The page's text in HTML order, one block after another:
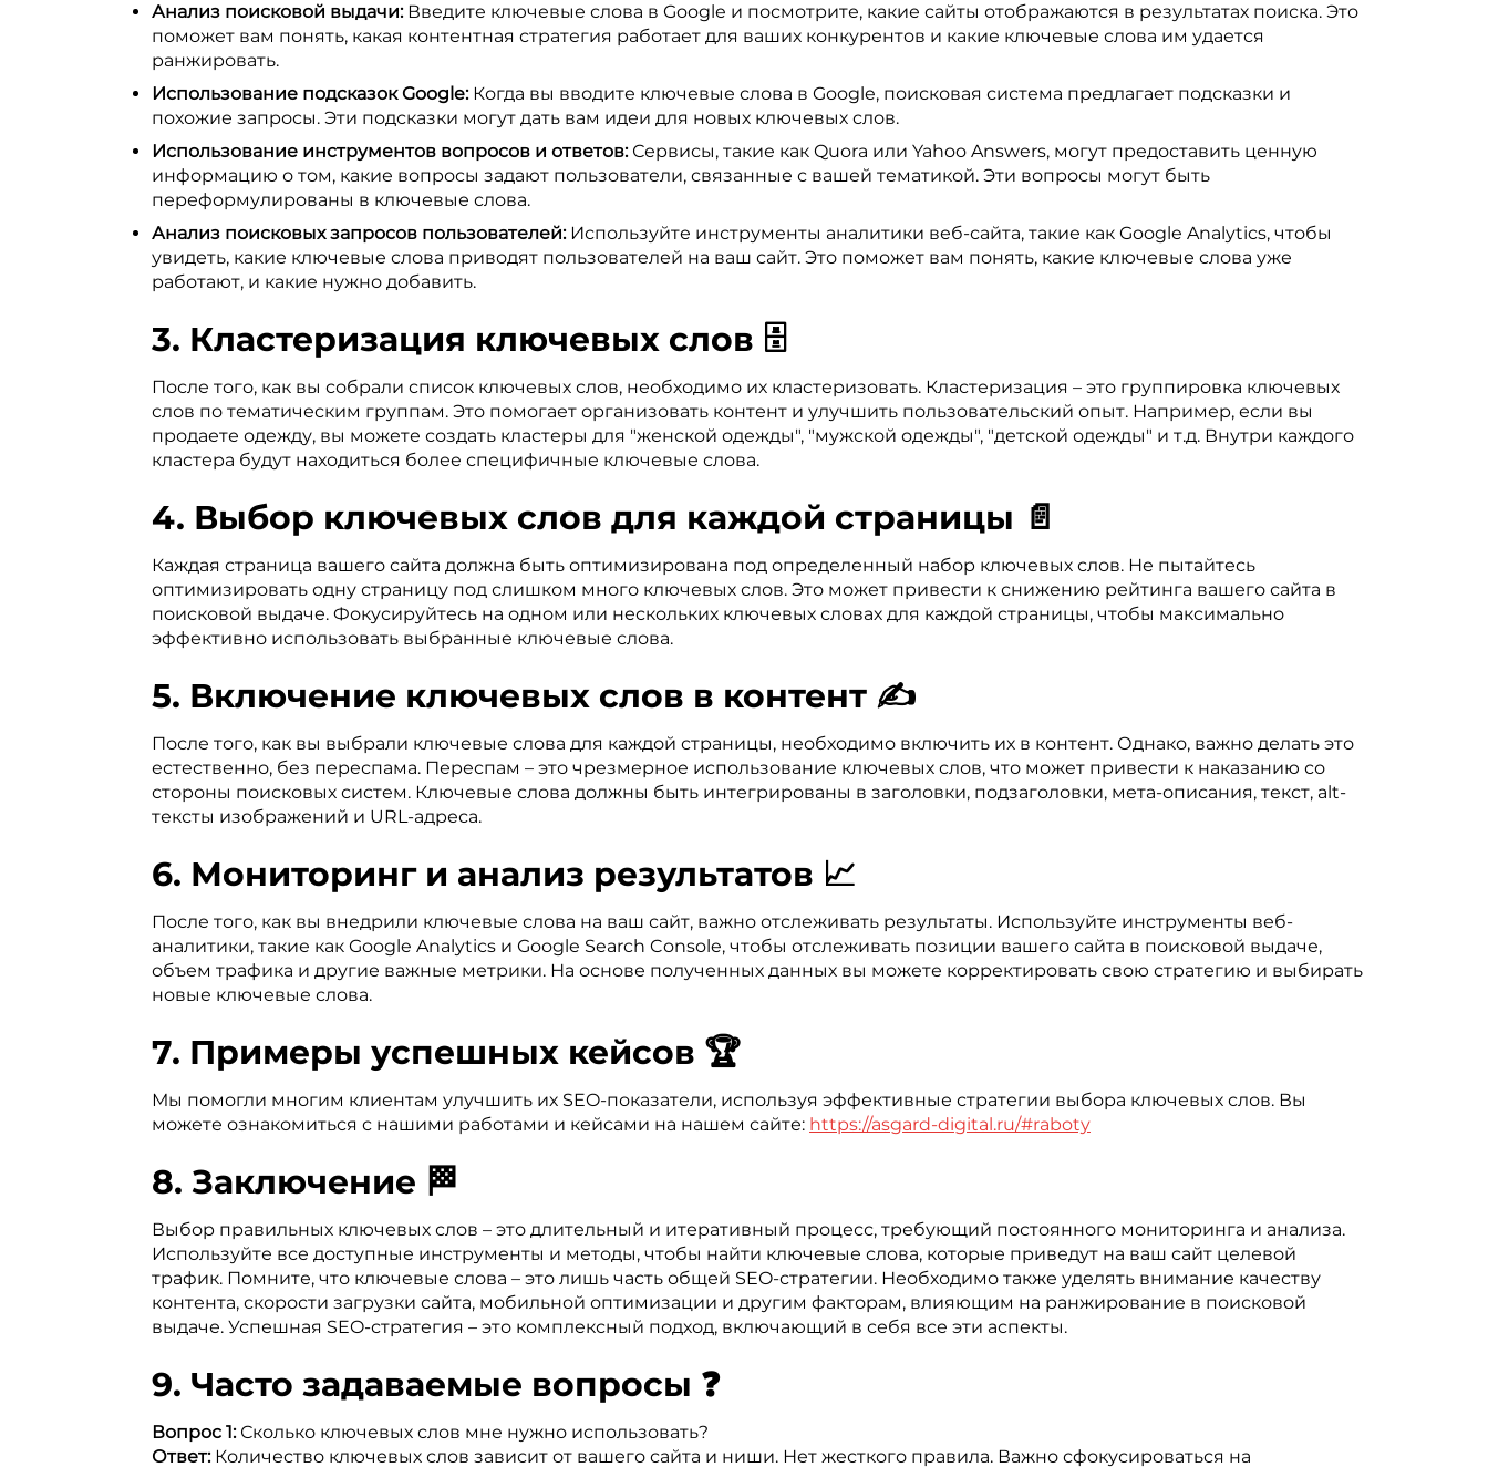
Анализ поисковой выдачи:Введите ключевые слова в Google и посмотрите, какие сайты отображаются в результатах поиска. Это
поможет вам понять, какая контентная стратегия работает для ваших конкурентов и какие ключевые слова им удается
ранжировать.
Использование подсказок Google:Когда вы вводите ключевые слова в Google, поисковая система предлагает подсказки и
похожие запросы. Эти подсказки могут дать вам идеи для новых ключевых слов.
Использование инструментов вопросов и ответов:Сервисы, такие как Quora или Yahoo Answers, могут предоставить ценную
информацию о том, какие вопросы задают пользователи, связанные с вашей тематикой. Эти вопросы могут быть
переформулированы в ключевые слова.
Анализ поисковых запросов пользователей:Используйте инструменты аналитики веб-сайта, такие как Google Analytics, чтобы
увидеть, какие ключевые слова приводят пользователей на ваш сайт. Это поможет вам понять, какие ключевые слова уже
работают, и какие нужно добавить.
3. Кластеризация ключевых слов 🗄️
После того, как вы собрали список ключевых слов, необходимо их кластеризовать. Кластеризация – это группировка ключевых
слов по тематическим группам. Это помогает организовать контент и улучшить пользовательский опыт. Например, если вы
продаете одежду, вы можете создать кластеры для "женской одежды", "мужской одежды", "детской одежды" и т.д. Внутри каждого
кластера будут находиться более специфичные ключевые слова.
4. Выбор ключевых слов для каждой страницы 📄
Каждая страница вашего сайта должна быть оптимизирована под определенный набор ключевых слов. Не пытайтесь
оптимизировать одну страницу под слишком много ключевых слов. Это может привести к снижению рейтинга вашего сайта в
поисковой выдаче. Фокусируйтесь на одном или нескольких ключевых словах для каждой страницы, чтобы максимально
эффективно использовать выбранные ключевые слова.
5. Включение ключевых слов в контент ✍️
После того, как вы выбрали ключевые слова для каждой страницы, необходимо включить их в контент. Однако, важно делать это
естественно, без переспама. Переспам – это чрезмерное использование ключевых слов, что может привести к наказанию со
стороны поисковых систем. Ключевые слова должны быть интегрированы в заголовки, подзаголовки, мета-описания, текст, alt-
тексты изображений и URL-адреса.
6. Мониторинг и анализ результатов 📈
После того, как вы внедрили ключевые слова на ваш сайт, важно отслеживать результаты. Используйте инструменты веб-
аналитики, такие как Google Analytics и Google Search Console, чтобы отслеживать позиции вашего сайта в поисковой выдаче,
объем трафика и другие важные метрики. На основе полученных данных вы можете корректировать свою стратегию и выбирать
новые ключевые слова.
7. Примеры успешных кейсов 🏆
Мы помогли многим клиентам улучшить их SEO-показатели, используя эффективные стратегии выбора ключевых слов. Вы
можете ознакомиться с нашими работами и кейсами на нашем сайте: https://asgard-digital.ru/#raboty
8. Заключение 🏁
Выбор правильных ключевых слов – это длительный и итеративный процесс, требующий постоянного мониторинга и анализа.
Используйте все доступные инструменты и методы, чтобы найти ключевые слова, которые приведут на ваш сайт целевой
трафик. Помните, что ключевые слова – это лишь часть общей SEO-стратегии. Необходимо также уделять внимание качеству
контента, скорости загрузки сайта, мобильной оптимизации и другим факторам, влияющим на ранжирование в поисковой
выдаче. Успешная SEO-стратегия – это комплексный подход, включающий в себя все эти аспекты.
9. Часто задаваемые вопросы ❓
Вопрос 1:Сколько ключевых слов мне нужно использовать?
Ответ:Количество ключевых слов зависит от вашего сайта и ниши. Нет жесткого правила. Важно сфокусироваться на